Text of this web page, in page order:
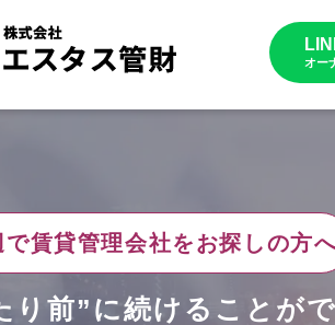
オー
で賃貸管理会社をお探しの方
り前” に続けることが